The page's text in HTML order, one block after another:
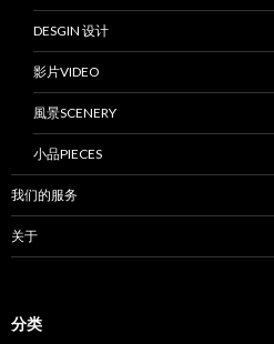
DESGIN 设计
影片VIDEO
風景SCENERY
小品PIECES
我们的服务
关于
分类